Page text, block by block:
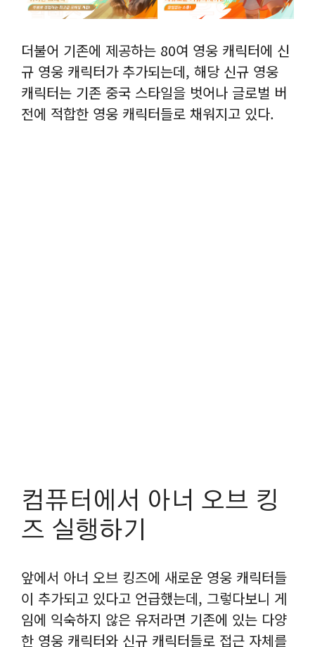
더불어 기존에 제공하는 80여 영웅 캐릭터에 신
규 영웅 캐릭터가 추가되는데, 해당 신규 영웅
캐릭터는 기존 중국 스타일을 벗어나 글로벌 버
전에 적합한 영웅 캐릭터들로 채워지고 있다.
컴퓨터에서 아너 오브 킹
즈 실행하기
앞에서 아너 오브 킹즈에 새로운 영웅 캐릭터들
이 추가되고 있다고 언급했는데, 그렇다보니 게
임에 익숙하지 않은 유저라면 기존에 있는 다양
한 영웅 캐릭터와 신규 캐릭터들로 접근 자체를